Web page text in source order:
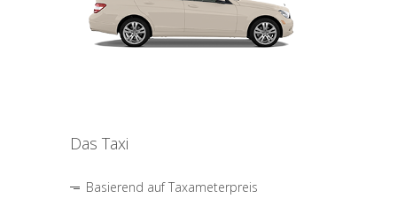
Das Taxi
Basierend auf Taxameterpreis